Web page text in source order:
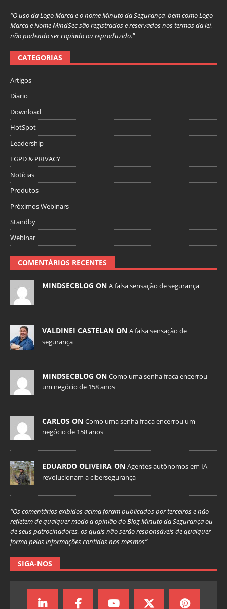
“O uso da Logo Marca e o nome Minuto da Segurança, bem como Logo
Marca e Nome MindSec são registrados e reservados nos termos da lei,
não podendo ser copiado ou reproduzido.”
CATEGORIAS
Artigos
Diario
Download
HotSpot
Leadership
LGPD & PRIVACY
Notícias
Produtos
Próximos Webinars
Standby
Webinar
COMENTÁRIOS RECENTES
MINDSECBLOG ON A falsa sensação de segurança
VALDINEI CASTELAN ON A falsa sensação de
segurança
MINDSECBLOG ON Como uma senha fraca encerrou
um negócio de 158 anos
CARLOS ON Como uma senha fraca encerrou um
negócio de 158 anos
EDUARDO OLIVEIRA ON Agentes autônomos em IA
revolucionam a cibersegurança
“Os comentários exibidos acima foram publicados por terceiros e não
refletem de qualquer modo a opinião do Blog Minuto da Segurança ou
de seus patrocinadores, os quais não serão responsáveis de qualquer
forma pelas informações contidas nos mesmos”
SIGA-NOS